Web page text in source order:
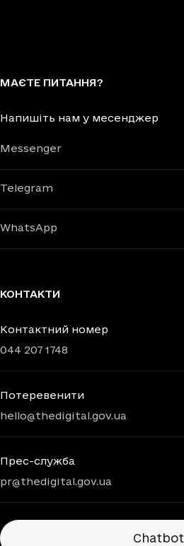
МАЄТЕ ПИТАННЯ?
Напишіть нам у месенджер
Messenger
Telegram
WhatsApp
КОНТАКТИ
Контактний номер
044 207 1748
Потеревенити
hello@thedigital.gov.ua
Прес-служба
pr@thedigital.gov.ua
Chatbots
Chatbot